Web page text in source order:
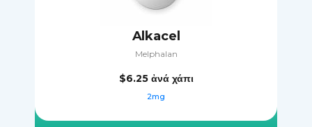
Alkacel
Melphalan
$6.25 ἀνά χάπι
2mg